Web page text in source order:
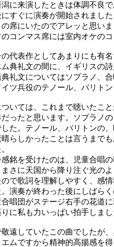
潟に来演したときは体調不良
にすぐに演奏が開始されまし
席にいたのでアレッと思い
のコンマス席には室内オケの
代表作としてあまりにも有
典礼文の間に、イギリスの
礼文についてはソプラノ、
ツ兵役のテノール、バリト
いては、これまで聴いたこ
ったと思います。ソプラノ
した。テノール、バリトンの
晴らしかったことは言うまで
銘を受けたのは、児童合唱
さに天国から降り注ぐ光の
で歌詞を理解しやすく、感
演奏が終わった後にしばら
唱団がステージ右手の花道
りに私も力いっぱい拍手しま
遠していたこの曲でしたが
ムですから精神的高揚感を